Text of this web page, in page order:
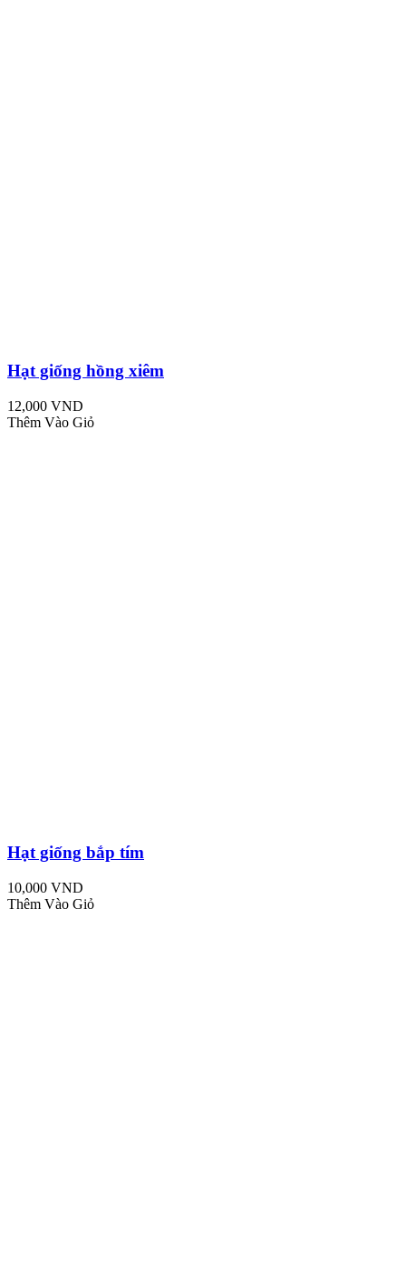
Hạt giống hồng xiêm
12,000 VND
Thêm Vào Giỏ
Hạt giống bắp tím
10,000 VND
Thêm Vào Giỏ